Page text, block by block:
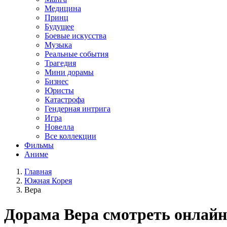
Медицина
Принц
Будущее
Боевые искусства
Музыка
Реальные события
Трагедия
Мини дорамы
Бизнес
Юристы
Катастрофа
Гендерная интрига
Игра
Новелла
Все коллекции
Фильмы
Аниме
Главная
Южная Корея
Вера
Дорама Вера смотреть онлайн